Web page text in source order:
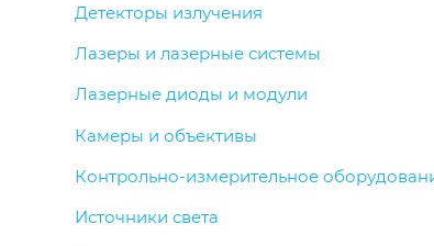
Детекторы излучения
Лазеры и лазерные системы
Лазерные диоды и модули
Камеры и объективы
Контрольно-измерительное
Источники света